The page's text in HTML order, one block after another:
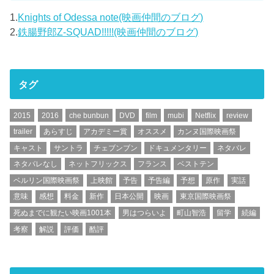
1.Knights of Odessa note(映画仲間のブログ)
2.鉄腸野郎Z-SQUAD!!!!!(映画仲間のブログ)
タグ
2015 2016 che bunbun DVD film mubi Netflix
review
trailer
あらすじ アカデミー賞 オススメ
カンヌ国際映画祭
キャスト
サントラ チェブンブン ドキュメンタリー
ネタバレ
ネタバレなし
ネットフリックス フランス
ベストテン
ベルリン国際映画祭
上映館 予告 予告編 予想 原作
実話
意味
感想 料金 新作 日本公開 映画
東京国際映画祭
死ぬまでに観たい映画1001本
男はつらいよ 町山智浩 留学
続編
考察
解説 評価 酷評